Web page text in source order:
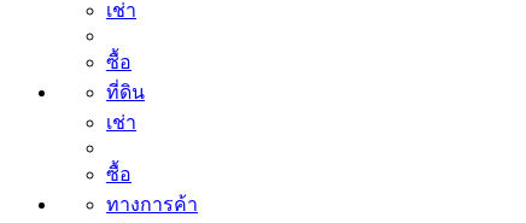
เช่า
ซื้อ
ที่ดิน
เช่า
ซื้อ
ทางการค้า